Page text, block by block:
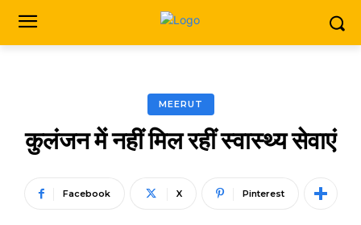
MEERUT
कुलंजन में नहीं मिल रहीं स्वास्थ्य सेवाएं
Facebook X Pinterest